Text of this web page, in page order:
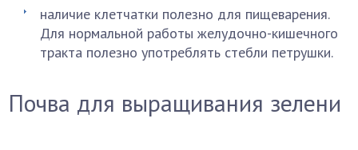
наличие клетчатки полезно для пищеварения.
Для нормальной работы желудочно-кишечного
тракта полезно употреблять стебли петрушки.
Почва для выращивания зелени